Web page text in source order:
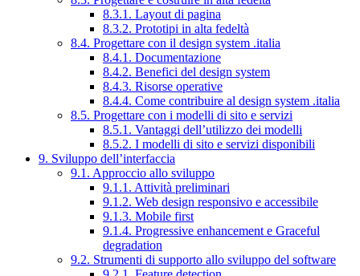
8.3.1. Layout di pagina
8.3.2. Prototipi in alta fedeltà
8.4. Progettare con il design system .italia
8.4.1. Documentazione
8.4.2. Benefici del design system
8.4.3. Risorse operative
8.4.4. Come contribuire al design system .italia
8.5. Progettare con i modelli di sito e servizi
8.5.1. Vantaggi dell’utilizzo dei modelli
8.5.2. I modelli di sito e servizi disponibili
9. Sviluppo dell’interfaccia
9.1. Approccio allo sviluppo
9.1.1. Attività preliminari
9.1.2. Web design responsivo e accessibile
9.1.3. Mobile first
9.1.4. Progressive enhancement e Graceful
degradation
9.2. Strumenti di supporto allo sviluppo del software